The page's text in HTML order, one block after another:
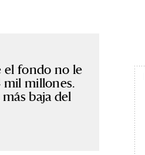
el fondo no le
millones.
baja del